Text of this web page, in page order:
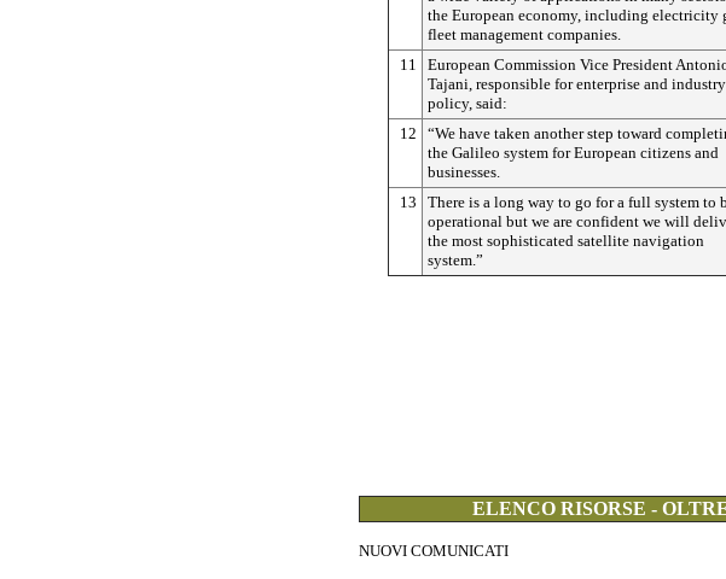
the European economy, including electricity
fleet management companies.
11
European Commission Vice President
Tajani, responsible for enterprise and industry
policy, said:
12
“We have taken another step toward
the Galileo system for European citizens and
businesses.
13
There is a long way to go for a full system to
operational but we are confident we will
the most sophisticated satellite navigation
system.”
ELENCO RISORSE -
NUOVI COMUNICATI